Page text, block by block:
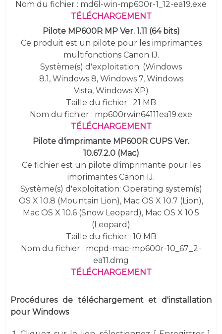
Nom du fichier : md6l-win-mp600r-1_12-ea19.exe
TÉLÉCHARGEMENT
Pilote MP600R MP Ver. 1.11 (64 bits)
Ce produit est un pilote pour les imprimantes
multifonctions Canon IJ.
Système(s) d'exploitation: (Windows
8.1, Windows 8, Windows 7, Windows
Vista, Windows XP)
Taille du fichier : 21 MB
Nom du fichier : mp600rwin64111ea19.exe
TÉLÉCHARGEMENT
Pilote d'imprimante MP600R CUPS Ver.
10.67.2.0 (Mac)
Ce fichier est un pilote d'imprimante pour les
imprimantes Canon IJ.
Système(s) d'exploitation: Operating system(s)
OS X 10.8 (Mountain Lion), Mac OS X 10.7 (Lion),
Mac OS X 10.6 (Snow Leopard), Mac OS X 10.5
(Leopard)
Taille du fichier : 10 MB
Nom du fichier : mcpd-mac-mp600r-10_67_2-
ea11.dmg
TÉLÉCHARGEMENT
Procédures de téléchargement et d'installation
pour Windows